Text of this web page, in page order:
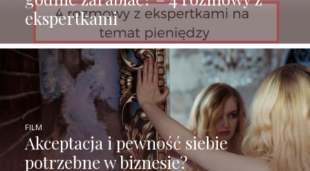
ekspertkami
Akceptacja i pewność siebie
potrzebne w biznesie?
FILM